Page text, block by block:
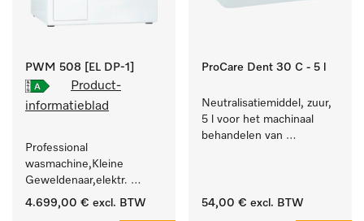
PWM 508 [EL DP-1]
Product-
informatieblad
Professional
wasmachine,Kleine
Geweldenaar,elektr.
verwarmd, met
4.699,00 € excl. BTW
ProCare Dent 30 C - 5 l
Neutralisatiemiddel, zuur,
5 l voor het machinaal
behandelen van
54,00 € excl. BTW